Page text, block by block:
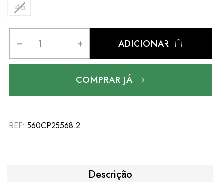
46
ADICIONAR
COMPRAR JÁ
REF: 560CP25568.2
Descrição